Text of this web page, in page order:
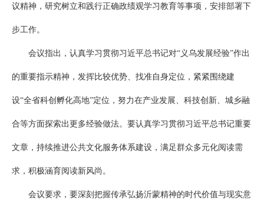
议精神，研究树立和践行正确政绩观学习教育等事项，安排部署下
步工作。
会议指出，认真学习贯彻习近平总书记对“义乌发展经验”作出
的重要指示精神，发挥比较优势、找准自身定位，紧紧围绕建
设“全省科创孵化高地”定位，努力在产业发展、科技创新、城乡融
合等方面探索出更多经验做法。要认真学习贯彻习近平总书记重要
文章，持续推进公共文化服务体系建设，满足群众多元化阅读需
求，积极涵育阅读新风尚。
会议要求，要深刻把握传承弘扬沂蒙精神的时代价值与现实意